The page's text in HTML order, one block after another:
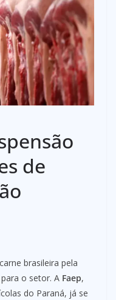
de
brasileira pela
o setor. A Faep,
do Paraná, já se